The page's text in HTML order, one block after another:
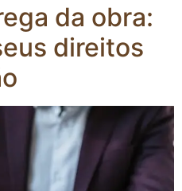
da obra:
direitos